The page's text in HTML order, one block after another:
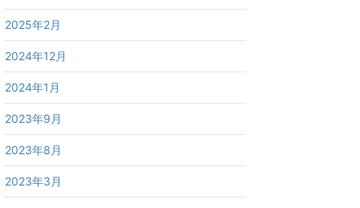
2025年2月
2024年12月
2024年1月
2023年9月
2023年8月
2023年3月